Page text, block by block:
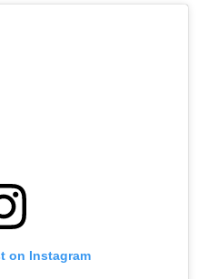
on Instagram